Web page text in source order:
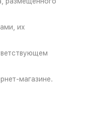
их
магазине.